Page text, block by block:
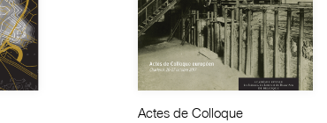
Actes de Colloque